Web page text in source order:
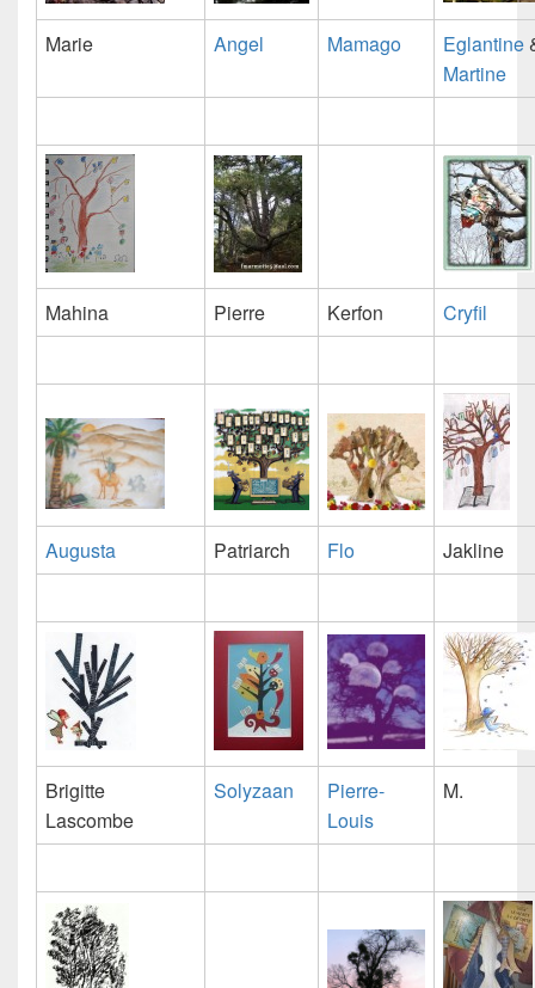
Marie Angel Mamago Eglantine
Martine
Mahina Pierre Kerfon Cryfil
Augusta Patriarch Flo Jakline
Brigitte
Lascombe
Solyzaan
Pierre-
Louis
M.